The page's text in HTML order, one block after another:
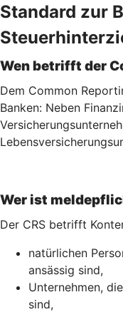
Standard zur
Wen betrifft der
Dem Common
Banken: Neben
Wer ist
Der CRS betrifft
natürlichen
ansässig sind,
Unternehmen,
sind,